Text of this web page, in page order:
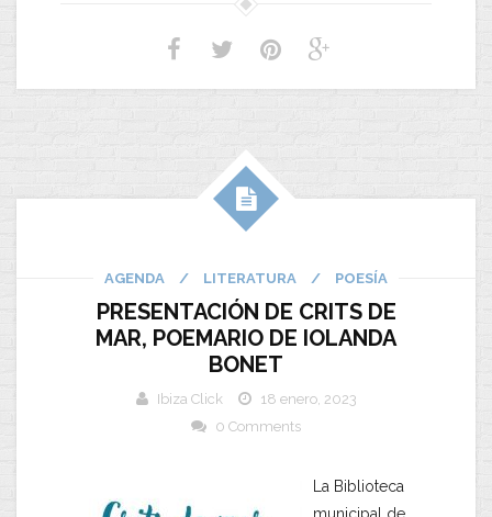
AGENDA / LITERATURA / POESÍA
PRESENTACIÓN DE CRITS DE
MAR, POEMARIO DE IOLANDA
BONET
Ibiza Click
18 enero, 2023
0 Comments
La Biblioteca